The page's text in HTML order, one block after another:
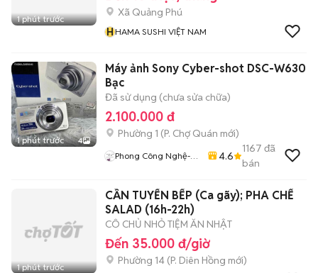
1 phút trước
Xã Quảng Phú
HHAMA SUSHI VIỆT NAM
1 phút trước 4
Máy ảnh Sony Cyber-shot DSC-W630
Bạc
Đã sử dụng (chưa sửa chữa)
2.100.000 đ
Phường 1 (P. Chợ Quán mới)
Phong Công Nghệ-
4.6
1167 đã
bán
1 phút trước
CẦN TUYỂN BẾP (Ca gãy); PHA CHẾ
SALAD (16h-22h)
CÔ CHỦ NHỎ TIỆM ĂN NHẬT
Đến 35.000 đ/giờ
Phường 14 (P. Diên Hồng mới)